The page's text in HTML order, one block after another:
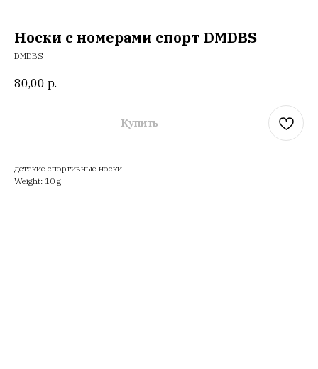
Носки с номерами спорт DMDBS
DMDBS
80,00 р.
Купить
детские спортивные носки
Weight: 10 g